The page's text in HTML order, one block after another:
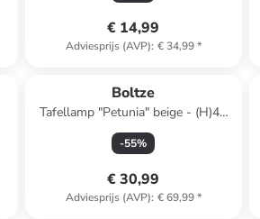
€ 14,99
Adviesprijs (AVP): € 34,99*
Boltze
Tafellamp "Petunia" beige - (H)41
cm
-55%
€ 30,99
Adviesprijs (AVP): € 69,99*